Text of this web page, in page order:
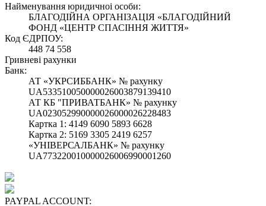
Найменування юридичноi особи:
БЛАГОДІЙНА ОРГАНІЗАЦІЯ «БЛАГОДІЙНИЙ
ФОНД «ЦЕНТР СПАСІННЯ ЖИТТЯ»
Код ЄДРПОУ:
448 74 558
Гривневі рахунки
Банк:
АТ «УКРСИББАНК» № рахунку
UA533510050000026003879139410
АТ КБ "ПРИВАТБАНК» № рахунку
UA023052990000026000026228483
Картка 1: 4149 6090 5893 6628
Картка 2: 5169 3305 2419 6257
«УНІВЕРСАЛБАНК» № рахунку
UA773220010000026006990001260
PAYPAL ACCOUNT: